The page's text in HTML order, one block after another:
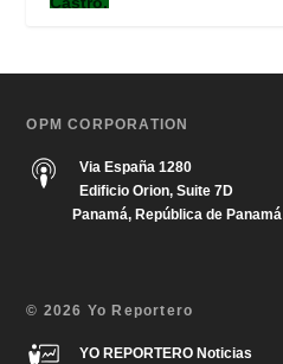
OPM CORPORATION
Via España 1280
Edificio Orion, Suite 7D
Panamá, República de Panamá
© 2026 Yo Reportero
YO REPORTERO Noticias